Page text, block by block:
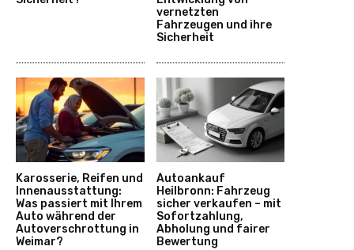
vernetzten
Fahrzeugen und ihre
Sicherheit
Karosserie, Reifen und
Innenausstattung:
Was passiert mit Ihrem
Auto während der
Autoverschrottung in
Weimar?
Autoankauf
Heilbronn: Fahrzeug
sicher verkaufen – mit
Sofortzahlung,
Abholung und fairer
Bewertung